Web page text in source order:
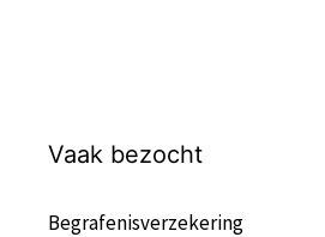
Vaak bezocht
Begrafenisverzekering